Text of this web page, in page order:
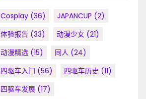
Cosplay (36) JAPANCUP (2)
体验报告 (33) 动漫少女 (21)
动漫精选 (15) 同人 (24)
四驱车入门 (56) 四驱车历史 (11)
四驱车发展 (17)